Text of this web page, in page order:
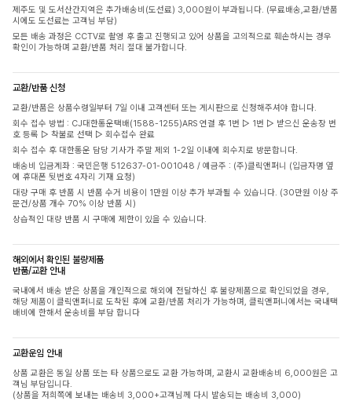
제주도 및 도서산간지역은 추가배송비(도선료) 3,000원이 부과됩니다. (무료배송,교환/반품
시에도 도선료는 고객님 부담)
모든 배송 과정은 CCTV로 촬영 후 출고 진행되고 있어 상품을 고의적으로 훼손하시는 경우
확인이 가능하며 교환/반품 처리 절대 불가합니다.
교환/반품 신청
교환/반품은 상품수령일부터 7일 이내 고객센터 또는 게시판으로 신청해주셔야 합니다.
회수 접수 방법 : CJ대한통운택배(1588-1255)ARS 연결 후 1번 ▷ 1번 ▷ 받으신 운송장 번
호 등록 ▷ 착불로 선택 ▷ 회수접수 완료
회수 접수 후 대한통운 담당 기사가 주말 제외 1-2일 이내에 회수지로 방문합니다.
배송비 입금계좌 : 국민은행 512637-01-001048 / 예금주 : (주)클릭앤퍼니 (입금자명 옆
에 휴대폰 뒷번호 4자리 기재 요청)
대량 구매 후 반품 시 반품 수거 비용이 1만원 이상 추가 부과될 수 있습니다. (30만원 이상 주
문건/상품 개수 70% 이상 반품 시)
상습적인 대량 반품 시 구매에 제한이 있을 수 있습니다.
해외에서 확인된 불량제품
반품/교환 안내
국내에서 배송 받은 상품을 개인적으로 해외에 전달하신 후 불량제품으로 확인되었을 경우,
해당 제품이 클릭앤퍼니로 도착된 후에 교환/반품 처리가 가능하며, 클릭앤퍼니에서는 국내택
배비에 한해서 운송비를 부담 합니다
교환운임 안내
상품 교환은 동일 상품 또는 타 상품으로도 교환 가능하며, 교환시 교환배송비 6,000원은 고
객님 부담입니다.
(상품을 저희쪽에 보내는 배송비 3,000+고객님께 다시 발송되는 배송비 3,000)